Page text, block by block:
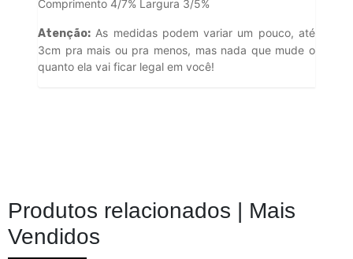
Comprimento 4/7% Largura 3/5%
Atenção: As medidas podem variar um pouco, até
3cm pra mais ou pra menos, mas nada que mude o
quanto ela vai ficar legal em você!
Produtos relacionados | Mais
Vendidos